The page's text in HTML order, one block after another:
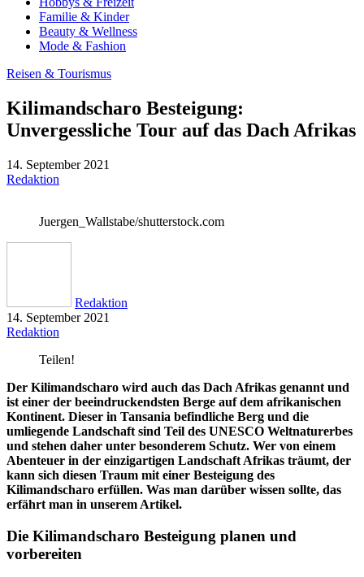
Familie & Kinder
Beauty & Wellness
Mode & Fashion
Reisen & Tourismus
Kilimandscharo Besteigung:
Unvergessliche Tour auf das Dach Afrikas
14. September 2021
Redaktion
Juergen_Wallstabe/shutterstock.com
Redaktion
14. September 2021
Redaktion
Teilen!
Der Kilimandscharo wird auch das Dach Afrikas genannt und
ist einer der beeindruckendsten Berge auf dem afrikanischen
Kontinent. Dieser in Tansania befindliche Berg und die
umliegende Landschaft sind Teil des UNESCO Weltnaturerbes
und stehen daher unter besonderem Schutz. Wer von einem
Abenteuer in der einzigartigen Landschaft Afrikas träumt, der
kann sich diesen Traum mit einer Besteigung des
Kilimandscharo erfüllen. Was man darüber wissen sollte, das
erfährt man in unserem Artikel.
Die Kilimandscharo Besteigung planen und
vorbereiten